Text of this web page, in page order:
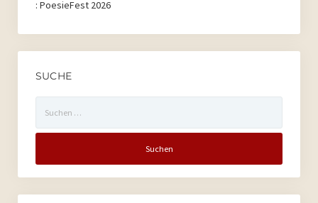
: PoesieFest 2026
SUCHE
nach: